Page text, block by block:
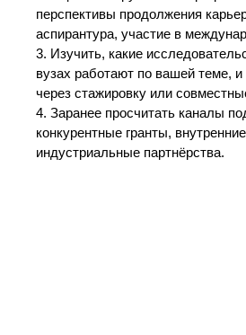
перспективы продолжения
аспирантура, участие в
3. Изучить, какие
вузах работают по вашей теме, и
через стажировку или
4. Заранее просчитать каналы
конкурентные гранты,
индустриальные партнёрства.